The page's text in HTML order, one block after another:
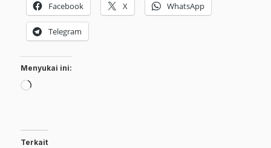
Facebook X WhatsApp
Telegram
Menyukai ini:
Memuat...
Terkait